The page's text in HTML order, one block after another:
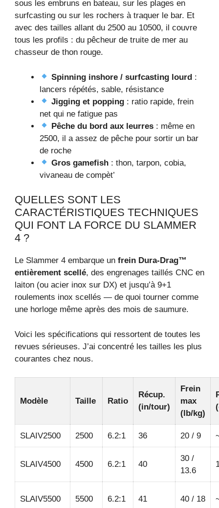
sous les embruns en bateau, sur les plages en
surfcasting ou sur les rochers à traquer le bar. Et
avec des tailles allant du 2500 au 10500, il couvre
tous les profils : du pêcheur de truite de mer au
chasseur de thon rouge.
Spinning inshore / surfcasting lourd :
lancers répétés, sable, résistance
Jigging et popping : ratio rapide, frein
net qui ne fatigue pas
Pêche du bord aux leurres : même en
2500, il a assez de pêche pour sortir un bar
de roche
Gros gamefish : thon, tarpon, cobia,
vivaneau de compèt’
QUELLES SONT LES
CARACTÉRISTIQUES TECHNIQUES
QUI FONT LA FORCE DU SLAMMER
4 ?
Le Slammer 4 embarque un frein Dura-Drag™
entièrement scellé, des engrenages taillés CNC en
laiton (ou acier inox sur DX) et jusqu’à 9+1
roulements inox scellés — de quoi tourner comme
une horloge même après des mois de saumure.
Voici les spécifications qui ressortent de toutes les
revues sérieuses. J’ai concentré les tailles les plus
courantes chez nous.
Modèle Taille Ratio
Récup.
(in/tour)
Frein
max
(lb/kg)
SLAIV2500 2500 6.2:1 36 20 / 9
SLAIV4500 4500 6.2:1 40
30 /
13.6
SLAIV5500 5500 6.2:1 41 40 / 18